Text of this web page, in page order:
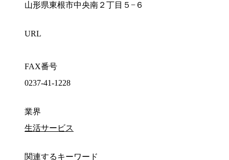
山形県東根市中央南２丁目５−６
URL
FAX番号
0237-41-1228
業界
生活サービス
関連するキーワード